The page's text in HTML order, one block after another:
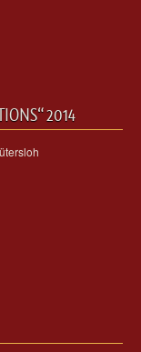
2014
in Gütersloh